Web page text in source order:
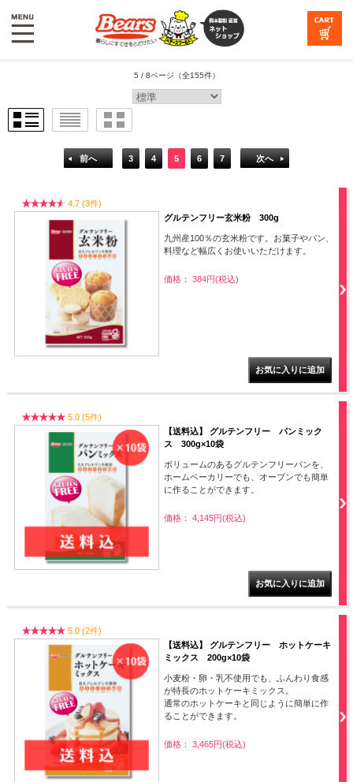
5 / 8ページ （全155件）
前へ 3 4 5 6 7 次へ
4.7 (3件)
グルテンフリー玄米粉 300g
九州産100％の玄米粉です。お菓子やパン、
料理など幅広くお使いいただけます。
価格： 384円(税込)
5.0 (5件)
【送料込】 グルテンフリー パンミック
ス 300g×10袋
ボリュームのあるグルテンフリーパンを、
ホームベーカリーでも、オーブンでも簡単
に作ることができます。
価格： 4,145円(税込)
5.0 (2件)
【送料込】 グルテンフリー ホットケーキ
ミックス 200g×10袋
小麦粉・卵・乳不使用でも、ふんわり食感
が特長のホットケーキミックス。
通常のホットケーキと同じように簡単に作
ることができます。
価格： 3,465円(税込)